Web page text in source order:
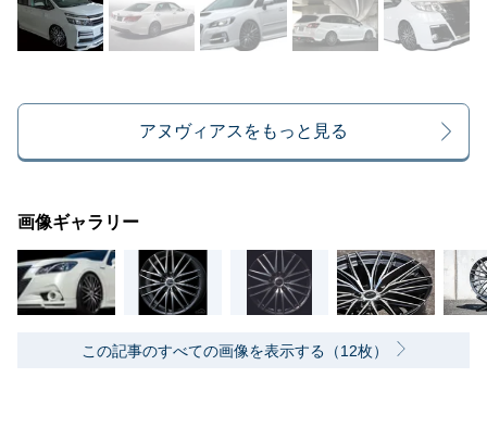
アヌヴィアスをもっと見る
画像ギャラリー
この記事のすべての画像を表示する（12枚）